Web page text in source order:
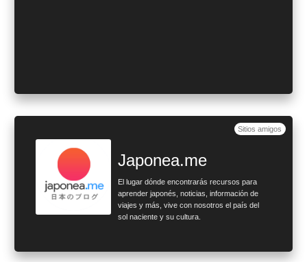
Sitios amigos
Japonea.me
El lugar dónde encontrarás recursos para
aprender japonés, noticias, información de
viajes y más, vive con nosotros el país del
sol naciente y su cultura.